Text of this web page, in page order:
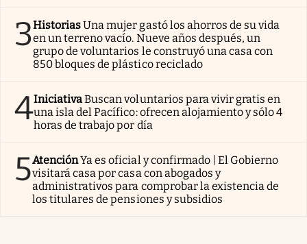
3HistoriasUna mujer gastó los ahorros de su vida
en un terreno vacío. Nueve años después, un
grupo de voluntarios le construyó una casa con
850 bloques de plástico reciclado
4IniciativaBuscan voluntarios para vivir gratis en
una isla del Pacífico: ofrecen alojamiento y sólo 4
horas de trabajo por día
5AtenciónYa es oficial y confirmado | El Gobierno
visitará casa por casa con abogados y
administrativos para comprobar la existencia de
los titulares de pensiones y subsidios